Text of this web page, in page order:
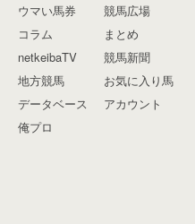
ウマい馬券
コラム
netkeibaTV
地方競馬
データベース
俺プロ
競馬広場
まとめ
競馬新聞
お気に入り馬
アカウント